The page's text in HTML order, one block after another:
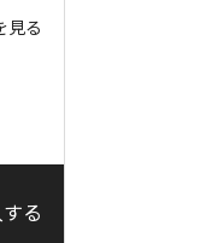
見る
る